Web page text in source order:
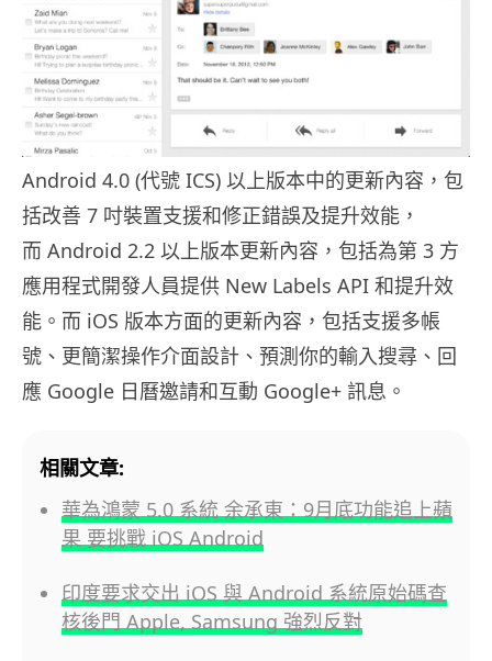
Android 4.0 (代號 ICS) 以上版本中的更新內容，包
括改善 7 吋裝置支援和修正錯誤及提升效能，
而 Android 2.2 以上版本更新內容，包括為第 3 方
應用程式開發人員提供 New Labels API 和提升效
能。而 iOS 版本方面的更新內容，包括支援多帳
號、更簡潔操作介面設計、預測你的輸入搜尋、回
應 Google 日曆邀請和互動 Google+ 訊息。
相關文章:
華為鴻蒙 5.0 系統 余承東：9月底功能追上蘋
果 要挑戰 iOS Android
印度要求交出 iOS 與 Android 系統原始碼查
核後門 Apple, Samsung 強烈反對